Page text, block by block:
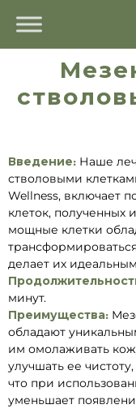
Введение: Наше
стволовыми
Wellness, включает
клеток, полученных
мощные клетки
делает их
минут.
Преимущества:
обладают
им омолаживать
улучшать ее
что при
уменьшает